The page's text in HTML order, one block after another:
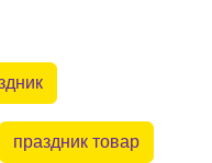
праздник товар